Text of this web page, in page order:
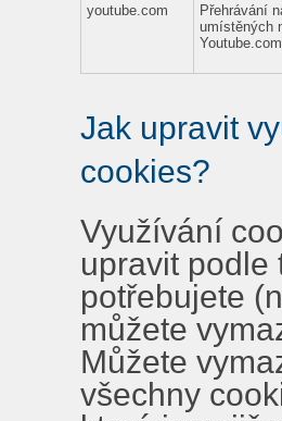
youtube.com
Přehrávání
umístěných
Youtube.com.
Jak upravit
cookies?
Využívání
upravit podle
potřebujete
můžete
Můžete
všechny